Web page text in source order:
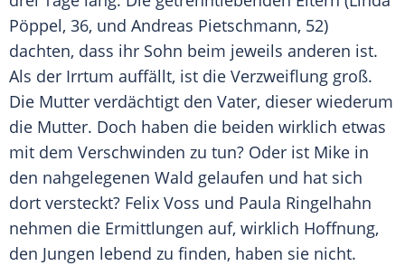
Pöppel, 36, und Andreas Pietschmann, 52)
dachten, dass ihr Sohn beim jeweils anderen ist.
Als der Irrtum auffällt, ist die Verzweiflung groß.
Die Mutter verdächtigt den Vater, dieser wiederum
die Mutter. Doch haben die beiden wirklich etwas
mit dem Verschwinden zu tun? Oder ist Mike in
den nahgelegenen Wald gelaufen und hat sich
dort versteckt? Felix Voss und Paula Ringelhahn
nehmen die Ermittlungen auf, wirklich Hoffnung,
den Jungen lebend zu finden, haben sie nicht.